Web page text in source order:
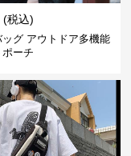
(税込)
グ アウトドア多機能
ーチ